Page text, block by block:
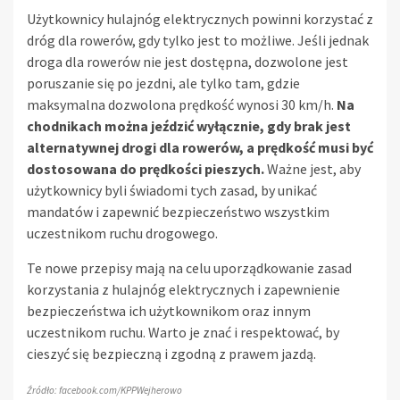
Użytkownicy hulajnóg elektrycznych powinni korzystać z
dróg dla rowerów, gdy tylko jest to możliwe. Jeśli jednak
droga dla rowerów nie jest dostępna, dozwolone jest
poruszanie się po jezdni, ale tylko tam, gdzie
maksymalna dozwolona prędkość wynosi 30 km/h. Na
chodnikach można jeździć wyłącznie, gdy brak jest
alternatywnej drogi dla rowerów, a prędkość musi być
dostosowana do prędkości pieszych.Ważne jest, aby
użytkownicy byli świadomi tych zasad, by unikać
mandatów i zapewnić bezpieczeństwo wszystkim
uczestnikom ruchu drogowego.
Te nowe przepisy mają na celu uporządkowanie zasad
korzystania z hulajnóg elektrycznych i zapewnienie
bezpieczeństwa ich użytkownikom oraz innym
uczestnikom ruchu. Warto je znać i respektować, by
cieszyć się bezpieczną i zgodną z prawem jazdą.
Źródło: facebook.com/KPPWejherowo